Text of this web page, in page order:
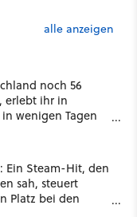
alle anzeigen
noch 56
erlebt ihr in
wenigen Tagen
Ein Steam-Hit, den
sah, steuert
Platz bei den